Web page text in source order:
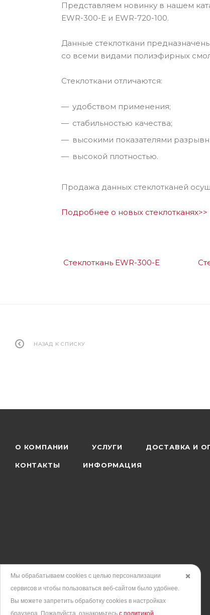
Представляем новинку в нашем
EWR-300-E и EWR-720-100.
Данные стеклоткани
со всеми видами полиэфирных смол
Стеклоткани отличаются:
удобством применения;
стабильностью качества;
высокими показателями
высокой плотностью.
Продажа данных стеклотканей
Подробнее о новых стеклотканях>>
Стеклоткань EWR-300-E
НАЗАД К СПИСКУ
О КОМПАНИИ УСЛУГИ ДОСТАВКА И
КОНТАКТЫ ИНФОРМАЦИЯ
✖️
Мы обрабатываем cookies с целью персонализации
сервисов и чтобы пользоваться веб-сайтом было удобнее.
Вы можете запретить обработку сookies в настройках
браузера. Пожалуйста, ознакомьтесь с политикой